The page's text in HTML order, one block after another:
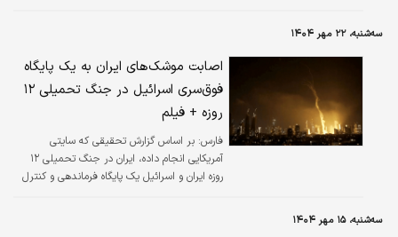
سه‌شنبه، ۲۲ مهر ۱۴۰۴
اصابت موشک‌های ایران به یک پایگاه
فوق‌سری اسرائیل در جنگ تحمیلی ۱۲
روزه + فیلم
فارس: بر اساس گزارش تحقیقی که سایتی
آمریکایی انجام داده، ایران در جنگ تحمیلی ۱۲
روزه ایران و اسرائیل یک پایگاه فرماندهی و کنترل
سه‌شنبه، ۱۵ مهر ۱۴۰۴